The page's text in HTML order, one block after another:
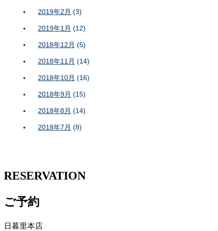
2019年2月 (3)
2019年1月 (12)
2018年12月 (5)
2018年11月 (14)
2018年10月 (16)
2018年9月 (15)
2018年8月 (14)
2018年7月 (8)
RESERVATION
ご予約
日暮里本店